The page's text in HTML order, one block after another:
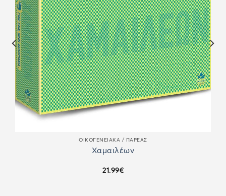
ΟΙΚΟΓΕΝΕΙΑΚΆ / ΠΑΡΈΑΣ
Χαμαιλέων
21.99€